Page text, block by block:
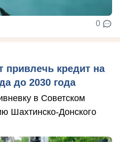
0
привлечь кредит на
до 2030 года
в Советском
Шахтинско-Донского